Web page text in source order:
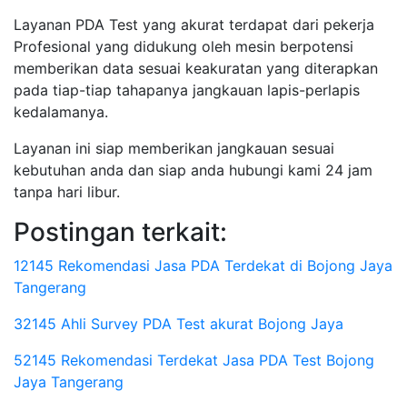
Layanan PDA Test yang akurat terdapat dari pekerja
Profesional yang didukung oleh mesin berpotensi
memberikan data sesuai keakuratan yang diterapkan
pada tiap-tiap tahapanya jangkauan lapis-perlapis
kedalamanya.
Layanan ini siap memberikan jangkauan sesuai
kebutuhan anda dan siap anda hubungi kami 24 jam
tanpa hari libur.
Postingan terkait:
12145 Rekomendasi Jasa PDA Terdekat di Bojong Jaya
Tangerang
32145 Ahli Survey PDA Test akurat Bojong Jaya
52145 Rekomendasi Terdekat Jasa PDA Test Bojong
Jaya Tangerang